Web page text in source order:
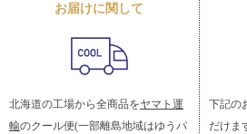
お届けに関して
北海道の工場から全商品をヤマト運
輸のクール便(一部離島地域はゆうパ
下記の
だけま